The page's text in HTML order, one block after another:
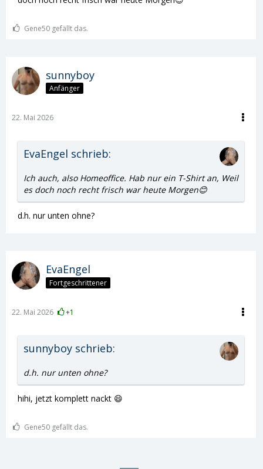
Gene50 gefällt das.
sunnyboy
Anfänger
22. Mai 2026
EvaEngel schrieb:
Ich auch, also Homeoffice. Hab nur ein T-Shirt an, Weil
es doch noch recht frisch war heute Morgen😊
d.h. nur unten ohne?
EvaEngel
Fortgeschrittener
22. Mai 2026 +1
sunnyboy schrieb:
d.h. nur unten ohne?
hihi, jetzt komplett nackt 😄
Gene50 gefällt das.